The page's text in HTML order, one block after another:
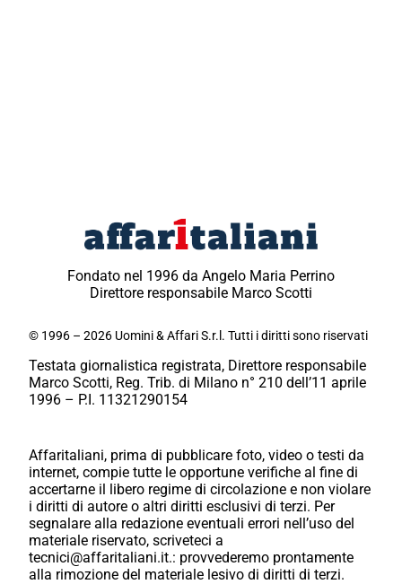
Fondato nel 1996 da Angelo Maria Perrino
Direttore responsabile Marco Scotti
© 1996 – 2026 Uomini & Affari S.r.l. Tutti i diritti sono riservati
Testata giornalistica registrata, Direttore responsabile
Marco Scotti, Reg. Trib. di Milano n° 210 dell’11 aprile
1996 – P.I. 11321290154
Affaritaliani, prima di pubblicare foto, video o testi da
internet, compie tutte le opportune verifiche al fine di
accertarne il libero regime di circolazione e non violare
i diritti di autore o altri diritti esclusivi di terzi. Per
segnalare alla redazione eventuali errori nell’uso del
materiale riservato, scriveteci a
tecnici@affaritaliani.it.: provvederemo prontamente
alla rimozione del materiale lesivo di diritti di terzi.